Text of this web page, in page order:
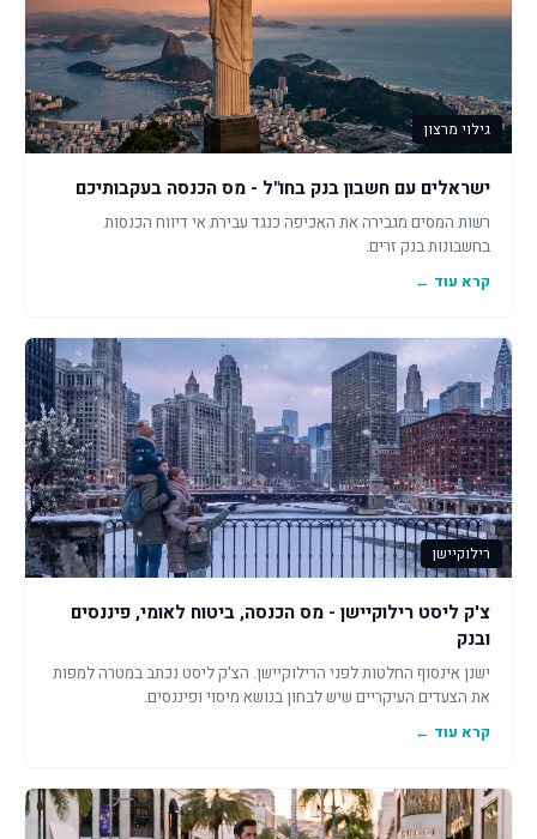
גילוי מרצון
ישראלים עם חשבון בנק בחו"ל - מס הכנסה בעקבותיכם
רשות המסים מגבירה את האכיפה כנגד עבירת אי דיווח הכנסות
בחשבונות בנק זרים.
קרא עוד ←
רילוקיישן
צ'ק ליסט רילוקיישן - מס הכנסה, ביטוח לאומי, פיננסים
ובנק
ישנן אינסוף החלטות לפני הרילוקיישן. הצ'ק ליסט נכתב במטרה למפות
את הצעדים העיקריים שיש לבחון בנושא מיסוי ופיננסים.
קרא עוד ←